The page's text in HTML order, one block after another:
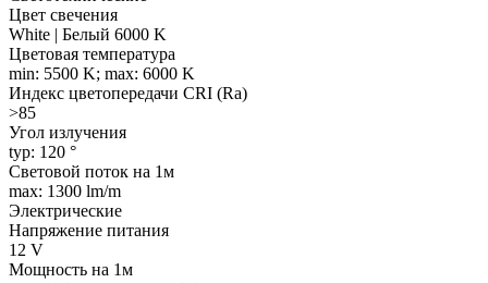
Цвет свечения
White | Белый 6000 K
Цветовая температура
min: 5500 K; max: 6000 K
Индекс цветопередачи CRI (Ra)
>85
Угол излучения
typ: 120 °
Световой поток на 1м
max: 1300 lm/m
Электрические
Напряжение питания
12 V
Мощность на 1м